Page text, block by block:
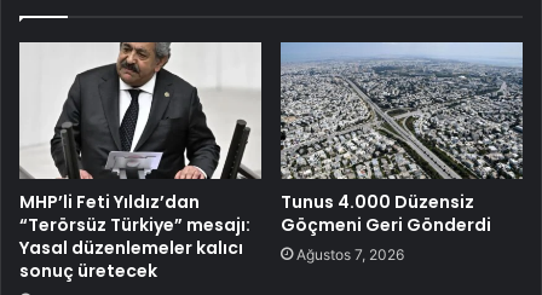
MHP’li Feti Yıldız’dan
“Terörsüz Türkiye” mesajı:
Yasal düzenlemeler kalıcı
sonuç üretecek
Tunus 4.000 Düzensiz
Göçmeni Geri Gönderdi
Ağustos 7, 2026